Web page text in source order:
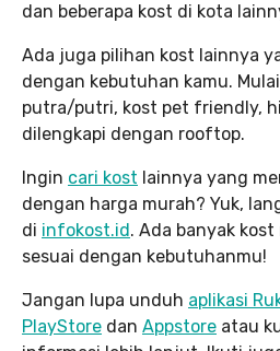
dan beberapa kost di kota
Ada juga pilihan kost lainnya
dengan kebutuhan kamu.
putra/putri, kost pet friendly,
dilengkapi dengan rooftop.
Ingin cari kost lainnya yang
dengan harga murah? Yuk,
di infokost.id. Ada banyak
sesuai dengan kebutuhanmu!
Jangan lupa unduh aplikasi
PlayStore dan Appstore atau